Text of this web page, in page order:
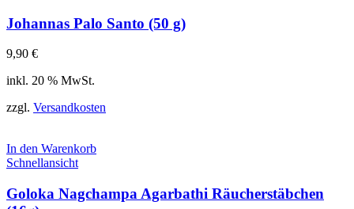
Johannas Palo Santo (50 g)
9,90 €
inkl. 20 % MwSt.
zzgl. Versandkosten
In den Warenkorb
Schnellansicht
Goloka Nagchampa Agarbathi Räucherstäbchen